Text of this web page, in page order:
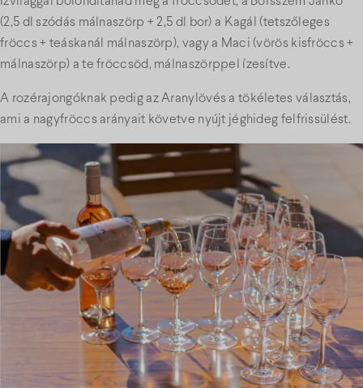
(2,5 dl szódás málnaszörp + 2,5 dl bor) a Kagál (tetszőleges
fröccs + teáskanál málnaszörp), vagy a Maci (vörös kisfröccs +
málnaszörp) a te fröccsöd, málnaszörppel ízesítve.
A rozérajongóknak pedig az Aranylövés a tökéletes választás,
ami a nagyfröccs arányait követve nyújt jéghideg felfrissülést.